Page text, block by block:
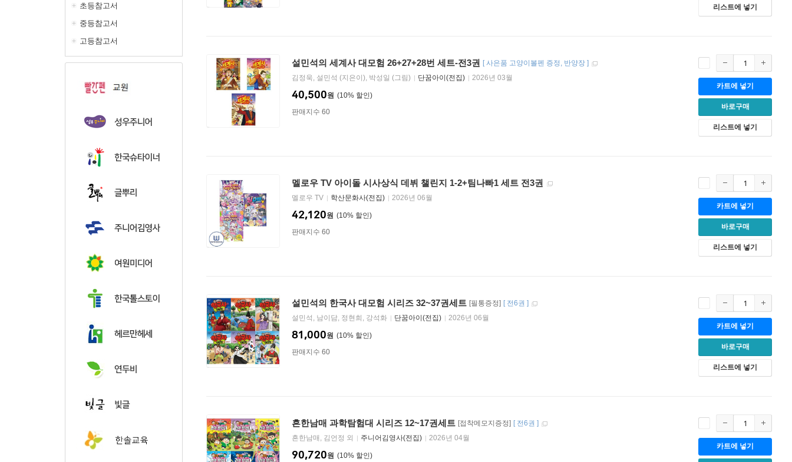
초등참고서
중등참고서
고등참고서
리스트에 넣기
설민석의 세계사 대모험 26+27+28번 세트-전3권 [ 사은품 고양이볼펜 증정 반양장 ]
김정욱, 설민석 (지은이), 박성일 (그림)
단꿈아이(전집) 2026년 03월
10%
40,500원
판매지수 60
카트에 넣기
바로구매
리스트에 넣기
멜로우 TV 아이돌 시사상식 데뷔 챌린지 1-2+팀나빠1 세트 전3권
멜로우 TV 학산문화사(전집) 2026년 06월
10%
42,120원
판매지수 60
카트에 넣기
바로구매
리스트에 넣기
설민석의 한국사 대모험 시리즈 32~37권세트 [필통증정] [ 전6권 ]
설민석, 남이담, 정현희, 강석화
단꿈아이(전집) 2026년 06월
10%
81,000원
판매지수 60
카트에 넣기
바로구매
리스트에 넣기
흔한남매 과학탐험대 시리즈 12~17권세트 [접착메모지증정] [ 전6권 ]
흔한남매, 김언정 외
주니어김영사(전집) 2026년 04월
10%
90,720원
카트에 넣기